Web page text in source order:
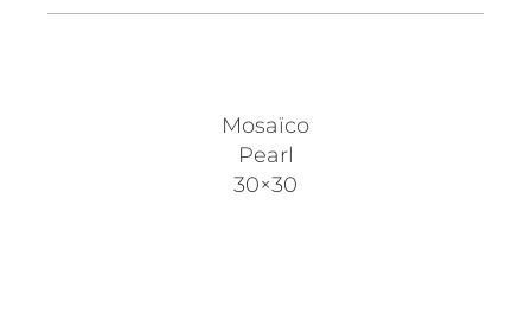
Mosaïco
Pearl
30×30